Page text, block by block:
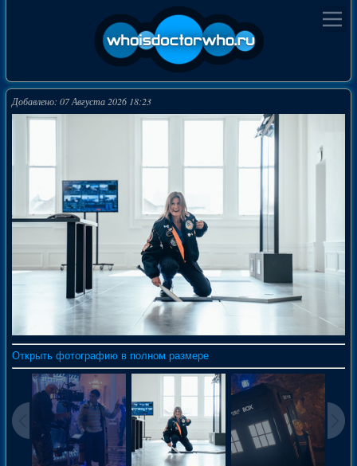
Добавлено: 07 Августа 2026 18:23
Открыть фотографию в полном размере